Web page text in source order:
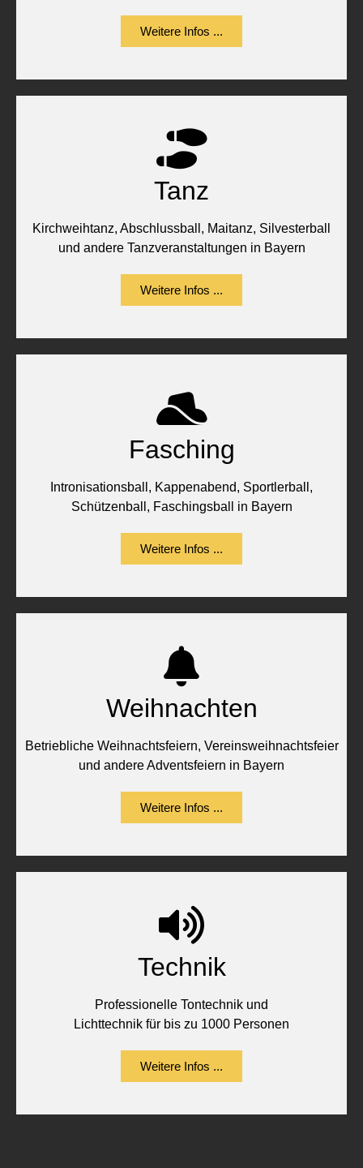
Weitere Infos ...
Tanz
Kirchweihtanz, Abschlussball, Maitanz, Silvesterball
und andere Tanzveranstaltungen in Bayern
Weitere Infos ...
Fasching
Intronisationsball, Kappenabend, Sportlerball,
Schützenball, Faschingsball in Bayern
Weitere Infos ...
Weihnachten
Betriebliche Weihnachtsfeiern, Vereinsweihnachtsfeier
und andere Adventsfeiern in Bayern
Weitere Infos ...
Technik
Professionelle Tontechnik und
Lichttechnik für bis zu 1000 Personen
Weitere Infos ...